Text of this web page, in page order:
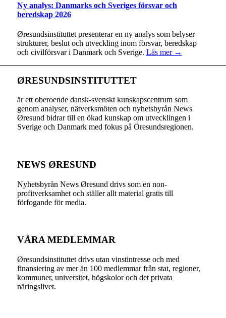
Ny analys: Danmarks och Sveriges försvar och
beredskap 2026
Øresundsinstituttet presenterar en ny analys som belyser
strukturer, beslut och utveckling inom försvar, beredskap
och civilförsvar i Danmark och Sverige. Läs mer →
ØRESUNDSINSTITUTTET
är ett oberoende dansk-svenskt kunskapscentrum som
genom analyser, nätverksmöten och nyhetsbyrån News
Øresund bidrar till en ökad kunskap om utvecklingen i
Sverige och Danmark med fokus på Öresundsregionen.
NEWS ØRESUND
Nyhetsbyrån News Øresund drivs som en non-
profitverksamhet och ställer allt material gratis till
förfogande för media.
VÅRA MEDLEMMAR
Øresundsinstituttet drivs utan vinst­intresse och med
finansiering av mer än 100 medlemmar från stat, regioner,
kommuner, universitet, högskolor och det privata
näringslivet.